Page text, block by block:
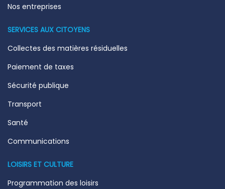
Nos entreprises
SERVICES AUX CITOYENS
Collectes des matières résiduelles
Paiement de taxes
Sécurité publique
Transport
Santé
Communications
LOISIRS ET CULTURE
Programmation des loisirs